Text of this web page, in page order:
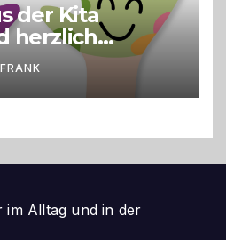
der Kita
herzlich
FRANK
im Alltag und in der